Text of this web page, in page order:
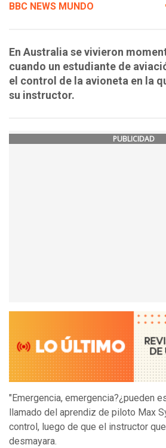
BBC NEWS MUNDO
En Australia se vivieron
cuando un estudiante de
el control de la avioneta en la
su instructor.
PUBLICIDAD
"Emergencia, emergencia?¿pueden
llamado del aprendiz de piloto Max
control, luego de que el instructor
desmayara.